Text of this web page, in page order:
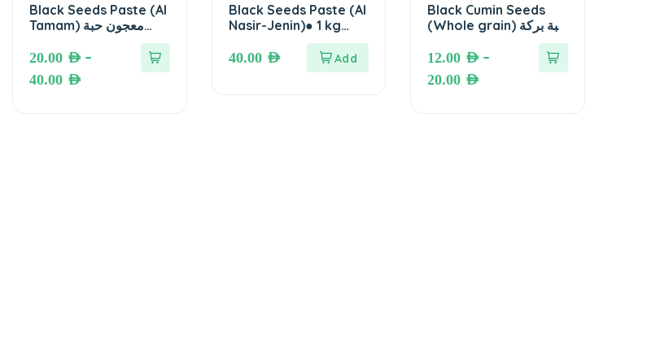
Black Seeds Paste (Al
Tamam) معجون حبة
البركة – معجون الحبة
السوداء (قزحة سائلة) –
التمام
20.00 AED –
40.00 AED
Black Seeds Paste (Al
Nasir-Jenin)● 1 kg
قزحة مطحونة ( حبة
بركة) – معجون الحبة
40.00 AED
Black Cumin Seeds
(Whole grain) حبة بركة
كاملة)
12.00 AED –
20.00 AED